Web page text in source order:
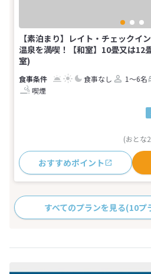
【素泊まり】レイト・チェックイ
温泉を満喫！【和室】10畳又は12
室)
食事なし 1～6名
喫煙
(おとな
おすすめポイント
すべてのプランを見る(10プ